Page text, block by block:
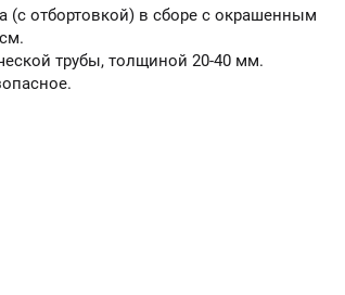
(с отбортовкой) в сборе с окрашенным
трубы, толщиной 20-40 мм.